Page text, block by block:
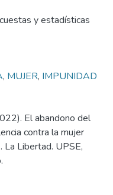
y estadísticas
, MUJER, IMPUNIDAD
El abandono del
contra la mujer
La Libertad. UPSE,